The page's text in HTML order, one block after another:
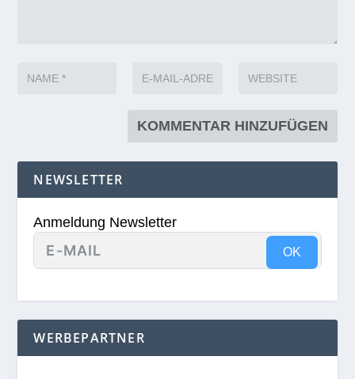
NEWSLETTER
Anmeldung Newsletter
OK
WERBEPARTNER